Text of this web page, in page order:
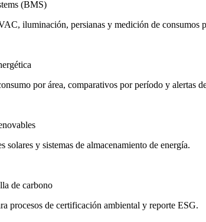
(BMS)
iluminación, persianas y medición de consumos
por área, comparativos por período y alertas
solares y sistemas de almacenamiento de energía.
de carbono
procesos de certificación ambiental y reporte ESG.